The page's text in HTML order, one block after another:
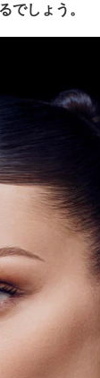
でしょう。